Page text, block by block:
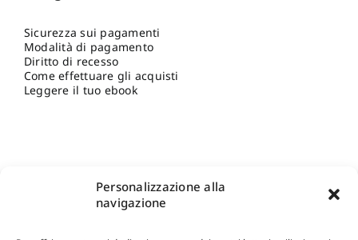
Personalizzazione alla
navigazione
Sicurezza sui pagamenti
Modalità di pagamento
Diritto di recesso
Come effettuare gli acquisti
Leggere il tuo ebook